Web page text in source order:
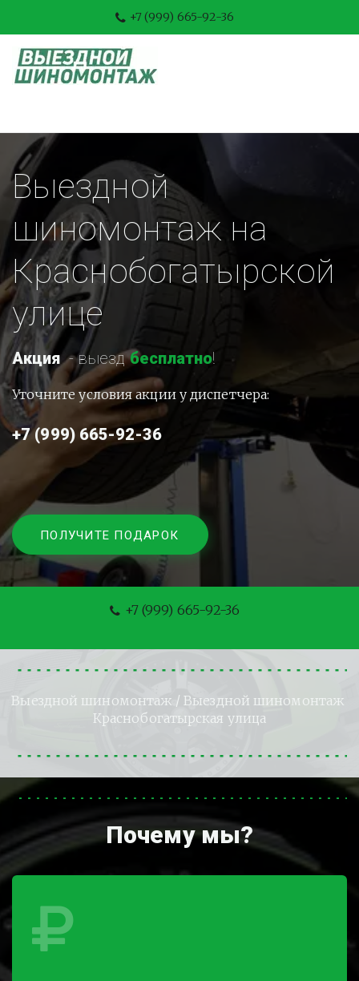
+7 (999) 665-92-36
Выездной
шиномонтаж на
Краснобогатырской
улице
Акция - выезд бесплатно!
Уточните условия акции у диспетчера:
+7 (999) 665-92-36
ПОЛУЧИТЕ ПОДАРОК
+7 (999) 665-92-36
Выездной шиномонтаж / Выездной шиномонтаж
Краснобогатырская улица
Почему мы?